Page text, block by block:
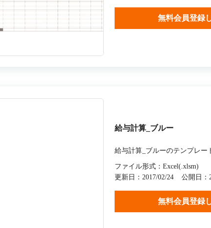
無料会員登録
給与計算_ブルー
給与計算_ブルーのテンプレー
ファイル形式：Excel(.xlsm)
更新日：2017/02/24
公開日：
無料会員登録